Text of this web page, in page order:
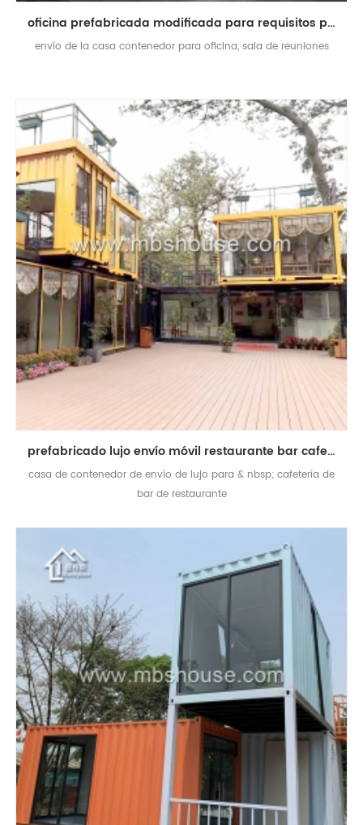
oficina prefabricada modificada para requisitos particulares del sitio del envase de envío de los 20ft
envío de la casa contenedor para oficina, sala de reuniones
prefabricado lujo envío móvil restaurante bar cafetería quiosco contenedor casa
casa de contenedor de envío de lujo para & nbsp; cafetería de
bar de restaurante